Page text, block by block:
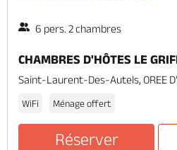
6 pers. 2 chambres
CHAMBRES D'HÔTES LE
Saint-Laurent-Des-Autels, OREE
WiFi Ménage offert
Réserver